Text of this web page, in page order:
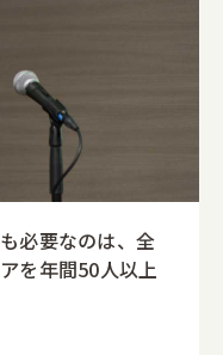
必要なのは、全
を年間50人以上